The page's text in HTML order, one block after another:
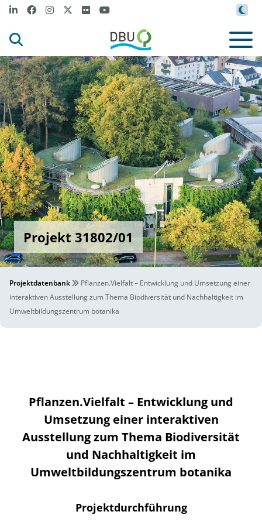
Projekt 31802/01
Projektdatenbank
Pflanzen.Vielfalt – Entwicklung und Umsetzung einer
interaktiven Ausstellung zum Thema Biodiversität und Nachhaltigkeit im
Umweltbildungszentrum botanika
Pflanzen.Vielfalt – Entwicklung und
Umsetzung einer interaktiven
Ausstellung zum Thema Biodiversität
und Nachhaltigkeit im
Umweltbildungszentrum botanika
Projektdurchführung